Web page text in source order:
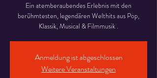
Ein atemberaubendes Erlebnis mit den
berühmtesten, legendären Welthits aus Pop,
Klassik, Musical & Filmmusik .
Anmeldung ist abgeschlossen
Weitere Veranstaltungen